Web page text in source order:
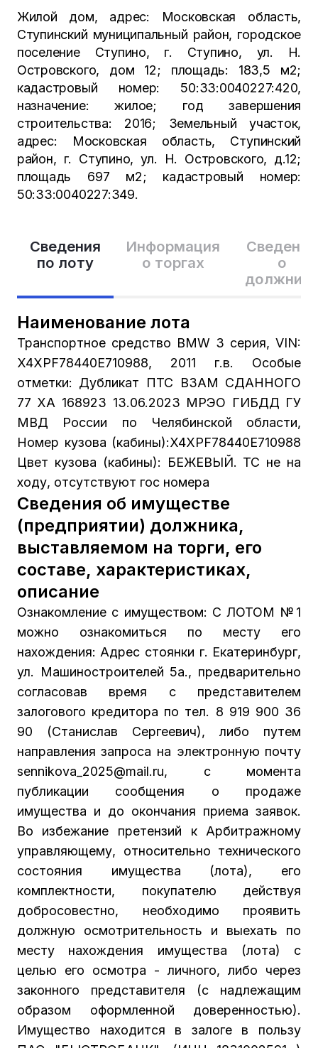
Сведения
по лоту
Информация
о торгах
Сведения
о
Наименование лота
Транспортное средство BMW 3 серия, VIN:
X4XPF78440E710988, 2011 г.в. Особые
отметки: Дубликат ПТС ВЗАМ СДАННОГО
77 ХА 168923 13.06.2023 МРЭО ГИБДД ГУ
МВД России по Челябинской области,
Номер кузова (кабины):X4XPF78440E710988
Цвет кузова (кабины): БЕЖЕВЫЙ. ТС не на
ходу, отсутствуют гос номера
Сведения об имуществе
(предприятии) должника,
выставляемом на торги, его
составе, характеристиках,
описание
Ознакомление с имуществом: С ЛОТОМ №1
можно ознакомиться по месту его
нахождения: Адрес стоянки г. Екатеринбург,
ул. Машиностроителей 5а., предварительно
согласовав время с представителем
залогового кредитора по тел. 8 919 900 36
90 (Станислав Сергеевич), либо путем
направления запроса на электронную почту
sennikova_2025@mail.ru, с момента
публикации сообщения о продаже
имущества и до окончания приема заявок.
Во избежание претензий к Арбитражному
управляющему, относительно технического
состояния имущества (лота), его
комплектности, покупателю действуя
добросовестно, необходимо проявить
должную осмотрительность и выехать по
месту нахождения имущества (лота) с
целью его осмотра - личного, либо через
законного представителя (с надлежащим
образом оформленной доверенностью).
Имущество находится в залоге в пользу
Жилой дом, адрес: Московская область,
Ступинский муниципальный район, городское
поселение Ступино, г. Ступино, ул. Н.
Островского, дом 12; площадь: 183,5 м2;
кадастровый номер: 50:33:0040227:420,
назначение: жилое; год завершения
строительства: 2016; Земельный участок,
адрес: Московская область, Ступинский
район, г. Ступино, ул. Н. Островского, д.12;
площадь 697 м2; кадастровый номер:
50:33:0040227:349.